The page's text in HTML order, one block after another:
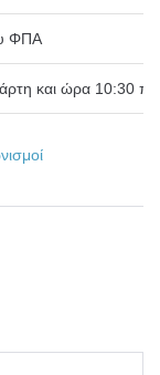
ΦΠΑ
και ώρα 10:30